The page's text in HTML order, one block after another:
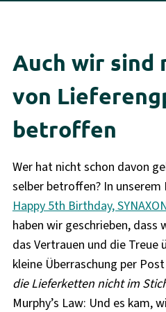
Auch wir sind
von
betroffen
Wer hat nicht schon davon
selber betroffen? In unserem
Happy 5th Birthday,
haben wir geschrieben, dass
das Vertrauen und die Treue
kleine Überraschung per
die Lieferketten nicht im
Murphy’s Law: Und es kam,